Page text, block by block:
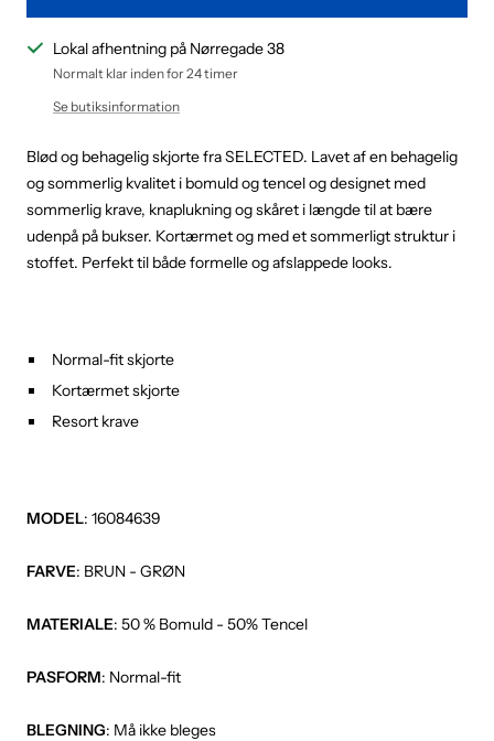
Lokal afhentning på Nørregade 38
Normalt klar inden for 24 timer
Se butiksinformation
Blød og behagelig skjorte fra SELECTED. Lavet af en behagelig
og sommerlig kvalitet i bomuld og tencel og designet med
sommerlig krave, knaplukning og skåret i længde til at bære
udenpå på bukser. Kortærmet og med et sommerligt struktur i
stoffet. Perfekt til både formelle og afslappede looks.
Normal-fit skjorte
Kortærmet skjorte
Resort krave
MODEL: 16084639
FARVE: BRUN - GRØN
MATERIALE: 50 % Bomuld - 50% Tencel
PASFORM: Normal-fit
BLEGNING: Må ikke bleges